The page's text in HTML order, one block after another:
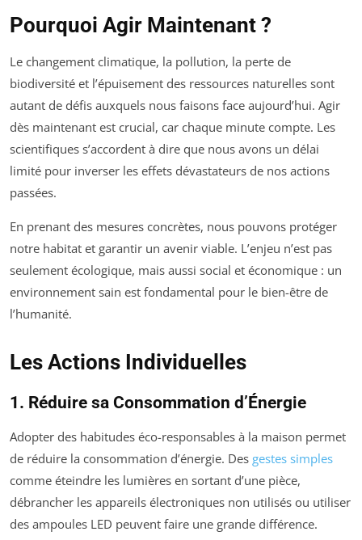
Pourquoi Agir Maintenant ?
Le changement climatique, la pollution, la perte de
biodiversité et l’épuisement des ressources naturelles sont
autant de défis auxquels nous faisons face aujourd’hui. Agir
dès maintenant est crucial, car chaque minute compte. Les
scientifiques s’accordent à dire que nous avons un délai
limité pour inverser les effets dévastateurs de nos actions
passées.
En prenant des mesures concrètes, nous pouvons protéger
notre habitat et garantir un avenir viable. L’enjeu n’est pas
seulement écologique, mais aussi social et économique : un
environnement sain est fondamental pour le bien-être de
l’humanité.
Les Actions Individuelles
1. Réduire sa Consommation d’Énergie
Adopter des habitudes éco-responsables à la maison permet
de réduire la consommation d’énergie. Des gestes simples
comme éteindre les lumières en sortant d’une pièce,
débrancher les appareils électroniques non utilisés ou utiliser
des ampoules LED peuvent faire une grande différence.